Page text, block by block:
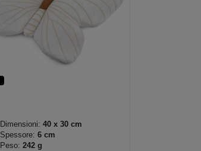
Dimensioni: 40 x 30 cm
Spessore: 6 cm
Peso: 242 g